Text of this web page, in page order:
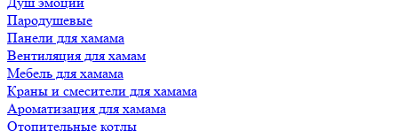
Пародушевые
Панели для хамама
Вентиляция для хамам
Мебель для хамама
Краны и смесители для хамама
Ароматизация для хамама
Отопительные котлы